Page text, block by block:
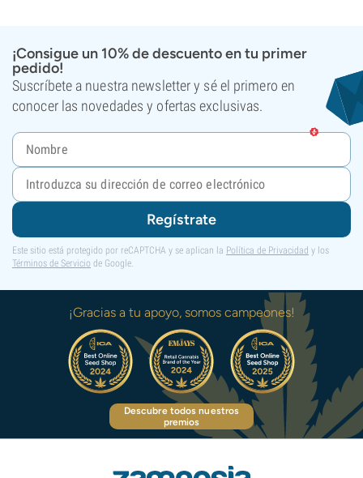
¡Consigue un 10% de descuento en tu primer
pedido!
Suscríbete a nuestra newsletter y sé el primero en
conocer las novedades y ofertas exclusivas.
Regístrate
Este sitio está protegido por reCAPTCHA y se aplican la Política de Privacidad y los
Términos de Servicio de Google.
¡Gracias a tu apoyo, somos campeones!
Descubre todos nuestros
premios